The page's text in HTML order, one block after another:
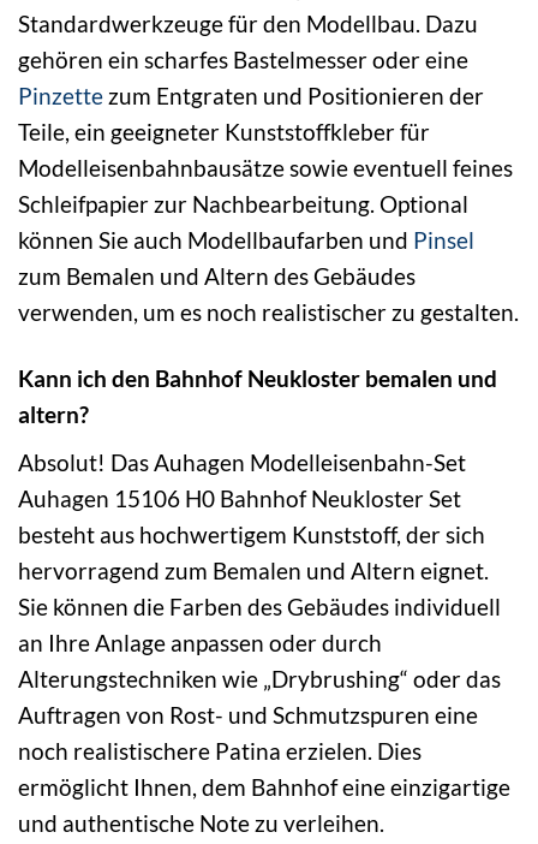
Standardwerkzeuge für den Modellbau. Dazu
gehören ein scharfes Bastelmesser oder eine
Pinzette zum Entgraten und Positionieren der
Teile, ein geeigneter Kunststoffkleber für
Modelleisenbahnbausätze sowie eventuell feines
Schleifpapier zur Nachbearbeitung. Optional
können Sie auch Modellbaufarben und Pinsel
zum Bemalen und Altern des Gebäudes
verwenden, um es noch realistischer zu gestalten.
Kann ich den Bahnhof Neukloster bemalen und
altern?
Absolut! Das Auhagen Modelleisenbahn-Set
Auhagen 15106 H0 Bahnhof Neukloster Set
besteht aus hochwertigem Kunststoff, der sich
hervorragend zum Bemalen und Altern eignet.
Sie können die Farben des Gebäudes individuell
an Ihre Anlage anpassen oder durch
Alterungstechniken wie „Drybrushing“ oder das
Auftragen von Rost- und Schmutzspuren eine
noch realistischere Patina erzielen. Dies
ermöglicht Ihnen, dem Bahnhof eine einzigartige
und authentische Note zu verleihen.